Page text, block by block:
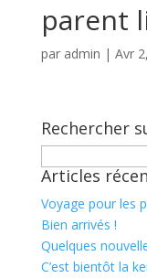
parent
par admin | Avr
Rechercher
Articles
Voyage pour les
Bien arrivés !
Quelques
C’est bientôt la